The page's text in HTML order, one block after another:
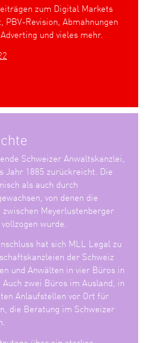
zum Digital Markets
Revision, Abmahnungen
und vieles mehr.
Schweizer Anwaltskanzlei,
Jahr 1885 zurückreicht. Die
als auch durch
von denen die
Meyerlustenberger
wurde.
hat sich MLL Legal zu
der Schweiz
und Anwälten in vier Büros in
zwei Büros im Ausland, in
Anlaufstellen vor Ort für
die Beratung im Schweizer